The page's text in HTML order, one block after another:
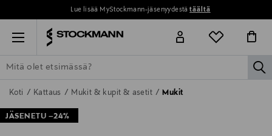
Lue lisää MyStockmann-jäsenyydestätäältä
Menu
ETSI KAIKKI NAISET MIEHET LAPSET
Koti Kattaus Mukit & kupit & asetit Mukit
JÄSENETU –24%